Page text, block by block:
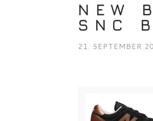
NEW
SNC
21. SEPTEMBER